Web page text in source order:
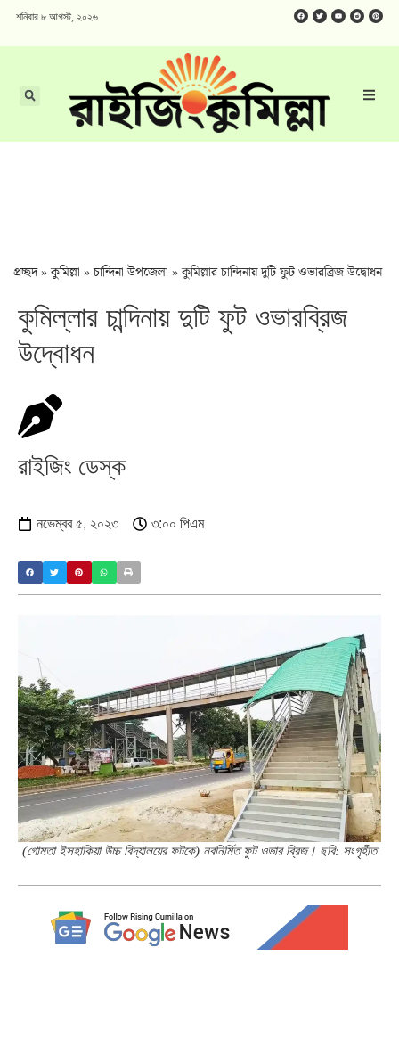
শনিবার ৮ আগস্ট, ২০২৬
প্রচ্ছদ»কুমিল্লা »চান্দিনা উপজেলা »কুমিল্লার চান্দিনায় দুটি ফুট ওভারব্রিজ উদ্বোধন
কুমিল্লার চান্দিনায় দুটি ফুট ওভারব্রিজ
উদ্বোধন
রাইজিং ডেস্ক
নভেম্বর ৫, ২০২৩ ৩:০০ পিএম
(গোমতা ইসহাকিয়া উচ্চ বিদ্যালয়ের ফটকে) নবনির্মিত ফুট ওভার ব্রিজ। ছবি: সংগৃহীত